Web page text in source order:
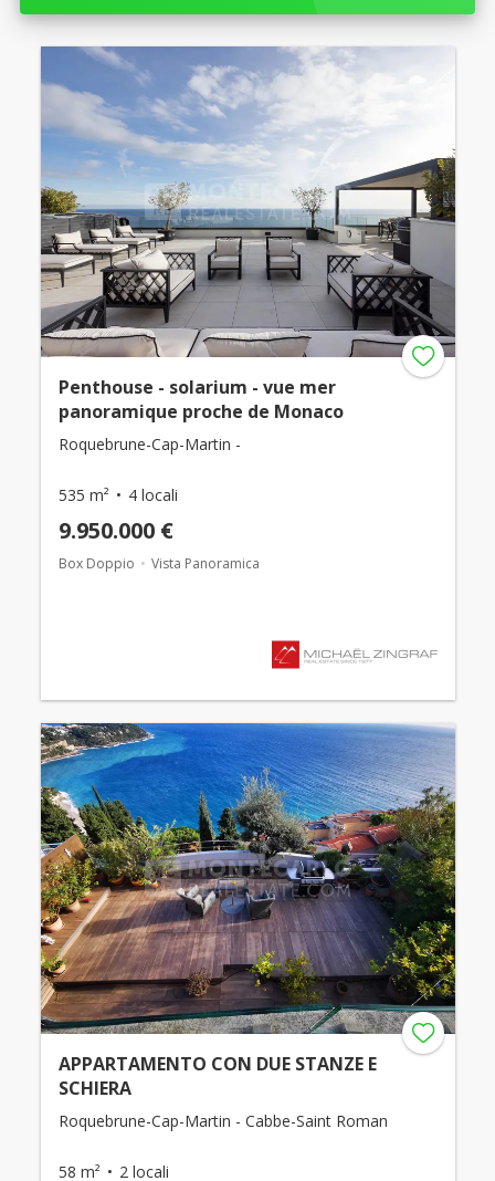
Penthouse - solarium - vue mer
panoramique proche de Monaco
Roquebrune-Cap-Martin -
535 m² 4 locali
9.950.000 €
Box Doppio Vista Panoramica
APPARTAMENTO CON DUE STANZE E
SCHIERA
Roquebrune-Cap-Martin - Cabbe-Saint Roman
58 m² 2 locali